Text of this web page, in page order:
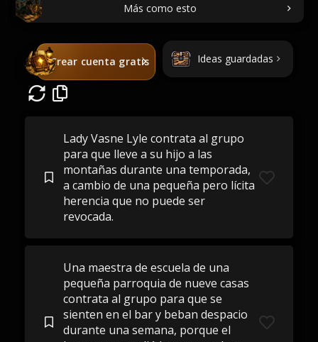
Más como esto
Crear cuenta gratis Ideas guardadas
Lady Vasne Lyle contrata al grupo
para que lleve a su hijo a las
montañas durante una temporada,
a cambio de una pequeña pero lícita
herencia que no puede ser
revocada.
Una maestra de escuela de una
pequeña parroquia de nueve casas
contrata al grupo para que se
sienten en el bar y beban despacio
durante una semana, porque el